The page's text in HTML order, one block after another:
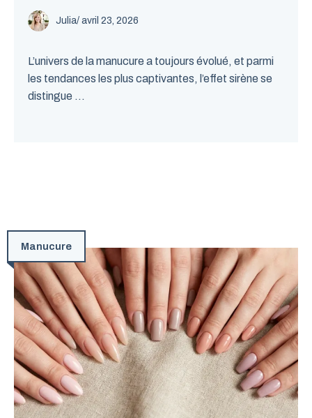
Julia/ avril 23, 2026
L’univers de la manucure a toujours évolué, et parmi
les tendances les plus captivantes, l’effet sirène se
distingue ...
Manucure